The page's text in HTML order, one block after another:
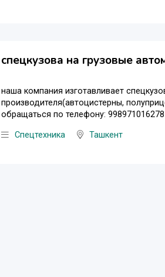
спецкузова на грузовые
наша компания изготавливает
производителя(автоцистерны,
обращаться по телефону:
Спецтехника Ташкент